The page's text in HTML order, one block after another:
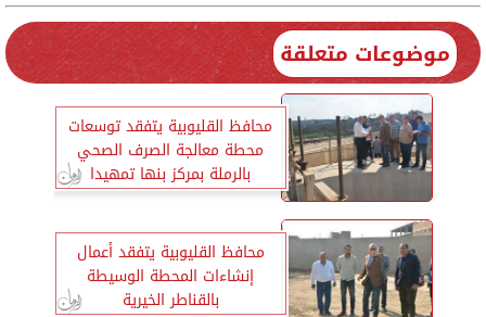
موضوعات متعلقة
محافظ القليوبية يتفقد توسعات
محطة معالجة الصرف الصحي
بالرملة بمركز بنها تمهيدا
لافتتاحها
محافظ القليوبية يتفقد أعمال
إنشاءات المحطة الوسيطة
بالقناطر الخيرية